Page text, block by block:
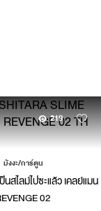
219
มังงะ/การ์ตูน
นสไลม์ไปซะแล้ว เคลย์แมน
02